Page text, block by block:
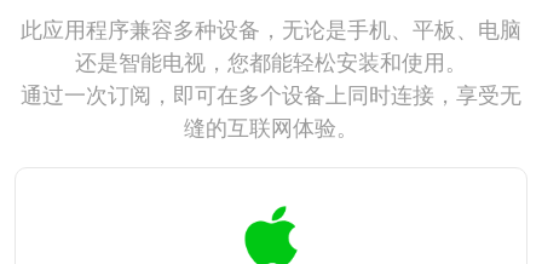
此应用程序兼容多种设备，无论是手机、平板、电脑
还是智能电视，您都能轻松安装和使用。
通过一次订阅，即可在多个设备上同时连接，享受无
缝的互联网体验。